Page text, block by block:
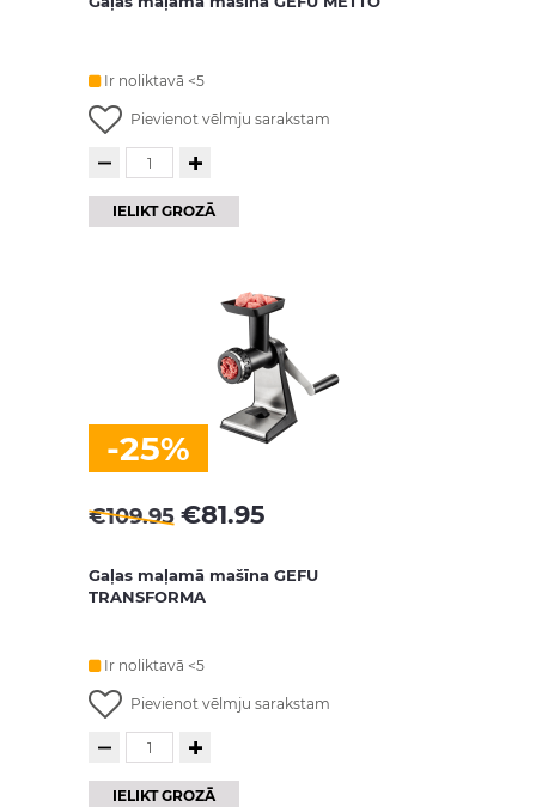
Ir noliktavā <5
Pievienot vēlmju sarakstam
IELIKT GROZĀ
-25%
€109.95 €81.95
Gaļas maļamā mašīna GEFU
TRANSFORMA
Ir noliktavā <5
Pievienot vēlmju sarakstam
IELIKT GROZĀ